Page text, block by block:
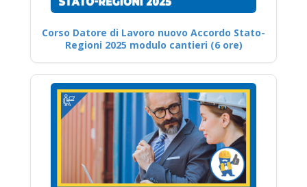
Corso Datore di Lavoro nuovo Accordo Stato-
Regioni 2025 modulo cantieri (6 ore)